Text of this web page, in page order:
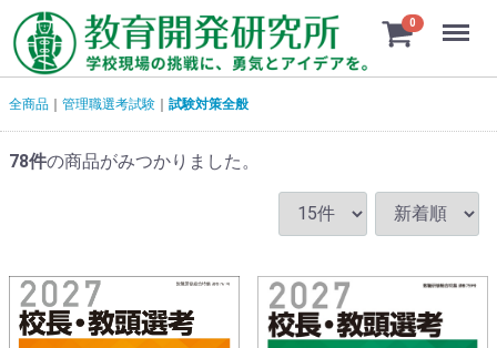
0 Menu
全商品 管理職選考試験 試験対策全般
78件の商品がみつかりました。